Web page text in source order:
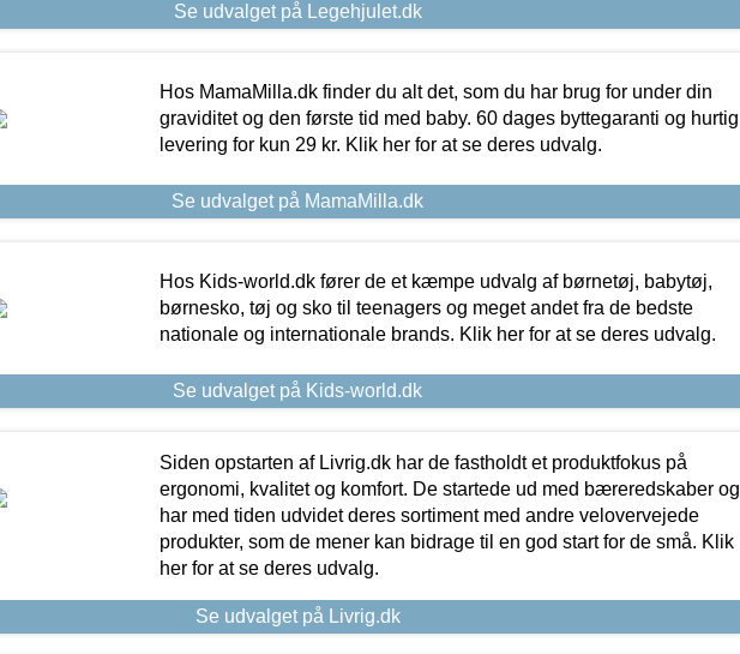
Se udvalget på Legehjulet.dk
Hos MamaMilla.dk finder du alt det, som du har brug for under din
graviditet og den første tid med baby. 60 dages byttegaranti og hurtig
levering for kun 29 kr. Klik her for at se deres udvalg.
Se udvalget på MamaMilla.dk
Hos Kids-world.dk fører de et kæmpe udvalg af børnetøj, babytøj,
børnesko, tøj og sko til teenagers og meget andet fra de bedste
nationale og internationale brands. Klik her for at se deres udvalg.
Se udvalget på Kids-world.dk
Siden opstarten af Livrig.dk har de fastholdt et produktfokus på
ergonomi, kvalitet og komfort. De startede ud med bæreredskaber og
har med tiden udvidet deres sortiment med andre velovervejede
produkter, som de mener kan bidrage til en god start for de små. Klik
her for at se deres udvalg.
Se udvalget på Livrig.dk